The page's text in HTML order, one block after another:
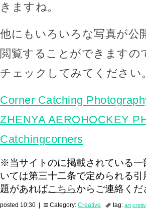
きますね。
他にもいろいろな写真が公
閲覧することができますの
チェックしてみてください。
Corner Catching
ZHENYA AEROHOCKEY
Catchingcorners
※当サイトのに掲載されている
いては第三十二条で定められる
題があればこちらからご連絡く
posted 10:30 | Category: Creative tag: art